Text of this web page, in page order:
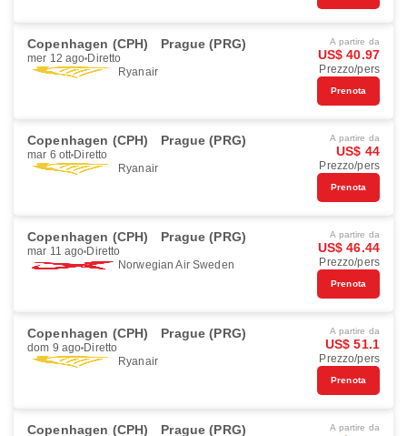
Copenhagen (CPH) Prague (PRG)
mer 12 ago Diretto
Ryanair
A partire da
US$ 40.97
Prezzo/pers
Prenota
Copenhagen (CPH) Prague (PRG)
mar 6 ott Diretto
Ryanair
A partire da
US$ 44
Prezzo/pers
Prenota
Copenhagen (CPH) Prague (PRG)
mar 11 ago Diretto
Norwegian Air Sweden
A partire da
US$ 46.44
Prezzo/pers
Prenota
Copenhagen (CPH) Prague (PRG)
dom 9 ago Diretto
Ryanair
A partire da
US$ 51.1
Prezzo/pers
Prenota
Copenhagen (CPH) Prague (PRG) A partire da